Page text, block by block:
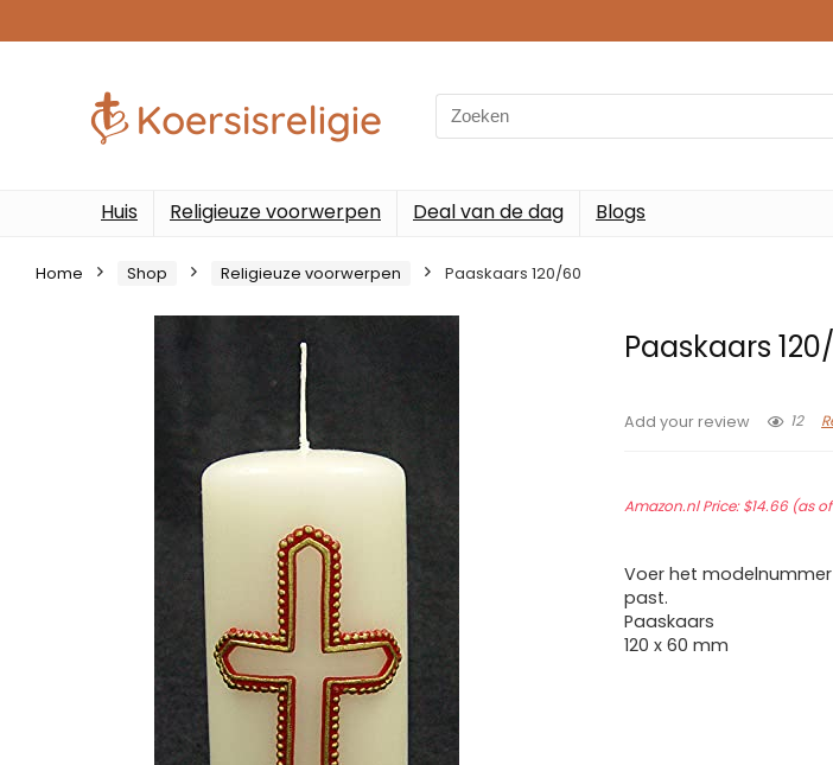
Search
for:
Huis Religieuze voorwerpen Deal van de dag Blogs
Home Shop Religieuze voorwerpen Paaskaars 120/60
Paaskaars
Add your review 12
Amazon.nl Price:$14.66(as of
Voer het
past.
Paaskaars
120 x 60 mm